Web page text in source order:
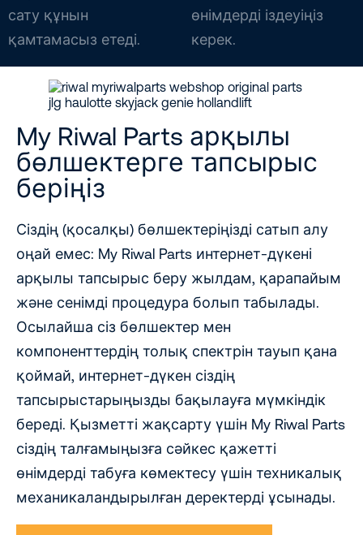
сату құнын
қамтамасыз етеді.
өнімдерді іздеуіңіз
керек.
My Riwal Parts арқылы
бөлшектерге тапсырыс
беріңіз
Сіздің (қосалқы) бөлшектеріңізді сатып алу
оңай емес: My Riwal Parts интернет-дүкені
арқылы тапсырыс беру жылдам, қарапайым
және сенімді процедура болып табылады.
Осылайша сіз бөлшектер мен
компоненттердің толық спектрін тауып қана
қоймай, интернет-дүкен сіздің
тапсырыстарыңызды бақылауға мүмкіндік
береді. Қызметті жақсарту үшін My Riwal Parts
сіздің талғамыңызға сәйкес қажетті
өнімдерді табуға көмектесу үшін техникалық
механикаландырылған деректерді ұсынады.